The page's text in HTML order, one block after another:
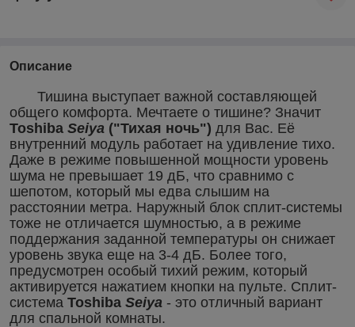
Описание
Тишина выступает важной составляющей
общего комфорта. Мечтаете о тишине? Значит
Toshiba Seiya ("Тихая ночь") для Вас. Её
внутренний модуль работает на удивление тихо.
Даже в режиме повышенной мощности уровень
шума не превышает 19 дБ, что сравнимо с
шепотом, который мы едва слышим на
расстоянии метра. Наружный блок сплит-системы
тоже не отличается шумностью, а в режиме
поддержания заданной температуры он снижает
уровень звука еще на 3-4 дБ. Более того,
предусмотрен особый тихий режим, который
активируется нажатием кнопки на пульте. Сплит-
система Toshiba Seiya - это отличный вариант
для спальной комнаты.